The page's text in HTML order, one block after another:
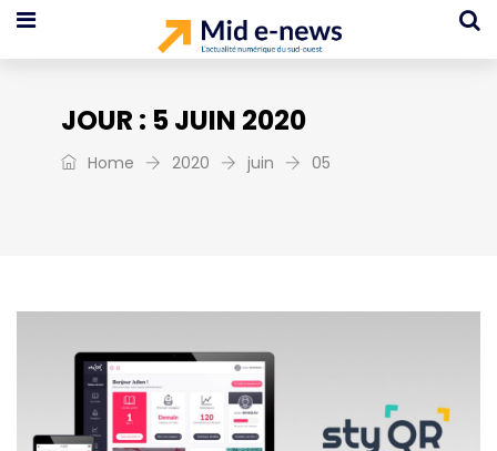
JOUR : 5 JUIN 2020
Home 2020 juin 05